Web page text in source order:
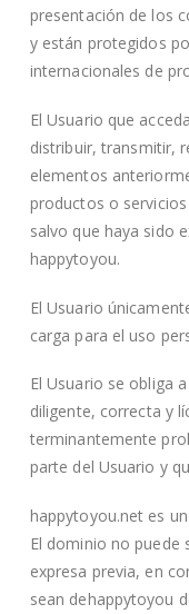
presentación de los
y están protegidos
internacionales de
El Usuario que
distribuir, transmitir,
elementos
productos o
salvo que haya sido
happytoyou.
El Usuario
carga para el uso
El Usuario se obliga
diligente, correcta y
terminantemente
parte del Usuario y
happytoyou.net es
El dominio no puede
expresa previa, en
sean dehappytoyou